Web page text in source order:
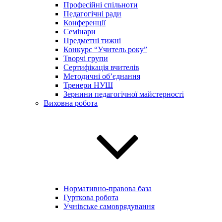
Професійні спільноти
Педагогічні ради
Конференції
Семінари
Предметні тижні
Конкурс “Учитель року”
Творчі групи
Сертифікація вчителів
Методичні об’єднання
Тренери НУШ
Зернини педагогічної майстерності
Виховна робота
Нормативно-правова база
Гурткова робота
Учнівське самоврядування